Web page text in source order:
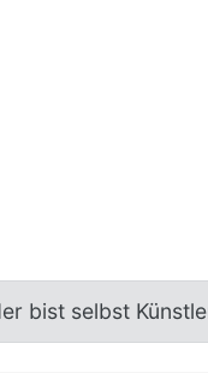
bist selbst